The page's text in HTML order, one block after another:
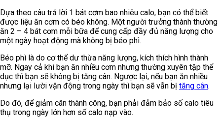
Dựa theo câu trả lời 1 bát cơm bao nhiêu calo, bạn có thể biết
được liệu ăn cơm có béo không. Một người trưởng thành thường
ăn 2 – 4 bát cơm mỗi bữa để cung cấp đầy đủ năng lượng cho
một ngày hoạt động mà không bị béo phì.
Béo phì là do cơ thể dư thừa năng lượng, kích thích hình thành
mỡ. Ngay cả khi bạn ăn nhiều cơm nhưng thường xuyên tập thể
dục thì bạn sẽ không bị tăng cân. Ngược lại, nếu bạn ăn nhiều
nhưng lại lười vận động trong ngày thì bạn sẽ vẫn bị tăng cân.
Do đó, để giảm cân thành công, bạn phải đảm bảo số calo tiêu
thụ trong ngày lớn hơn số calo nạp vào.